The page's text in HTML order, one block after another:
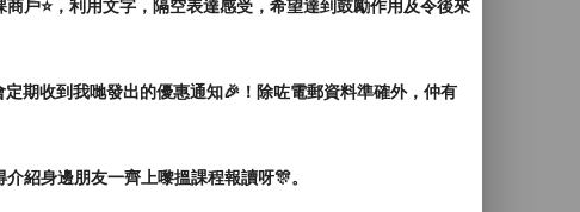
戶⭐️，利用文字，隔空表達感受，希望達到鼓勵作用及令後來
期收到我哋發出的優惠通知🎉！除咗電郵資料準確外，仲有
紹身邊朋友一齊上嚟搵課程報讀呀🎊。